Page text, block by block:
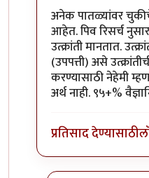
अनेक पातळ्यांवर
आहेत. पिव रिसर्च
उत्क्रांती मानतात.
(उपपत्ती) असे
करण्यासाठी नेहेमी
अर्थ नाही. ९५+%
प्रतिसाद देण्यासाठी